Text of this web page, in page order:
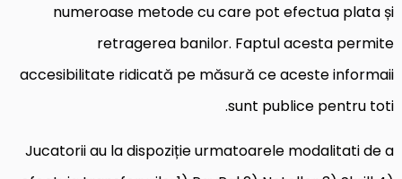
numeroase metode cu care pot efectua plata și
retragerea banilor. Faptul acesta permite
accesibilitate ridicată pe măsură ce aceste informaii
sunt publice pentru toti.
Jucatorii au la dispoziție urmatoarele modalitati de a